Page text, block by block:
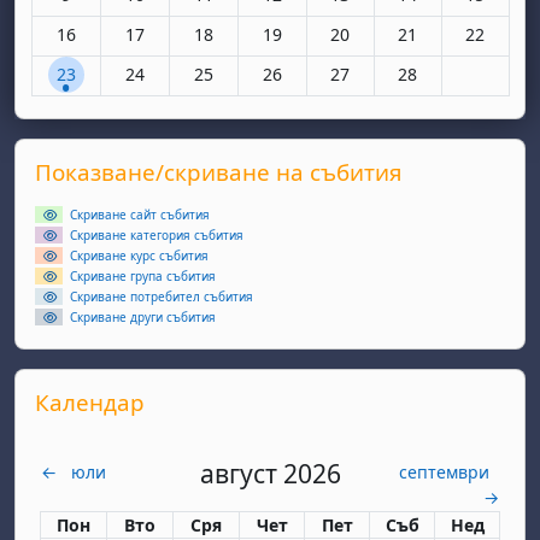
Няма събития, понеделник, 16 февруари
16 Няма събития, вторник, 17 февруари
17 Няма събития, сряда, 18 февруари
18 Няма събития, четвъртък, 19
19 Няма събития, петък, 20
20 Няма събития,
21 Няма
22
1 събитие, понеделник, 23 февруари
23 Няма събития, вторник, 24 февруари
24 Няма събития, сряда, 25 февруари
25 Няма събития, четвъртък, 26
26 Няма събития, петък, 27
27 Няма събития,
28
Supplementary blocks
Прескочи Показване/скриване на събития
Показване/скриване на събития
Скриване сайт събития
Скриване категория събития
Скриване курс събития
Скриване група събития
Скриване потребител събития
Скриване други събития
Прескочи Календар
Календар
← юли август 2026
септември
→
Понеделник
Пон вторник
Вто сряда
Сря четвъртък
Чет петък
Пет събота
Съб неделя
Нед